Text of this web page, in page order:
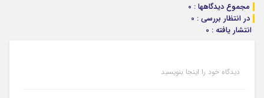
مجموع دیدگاهها : 0
در انتظار بررسی : 0
انتشار یافته : 0
دیدگاه خود را اینجا بنویسید